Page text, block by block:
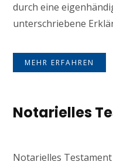
durch eine
unterschriebene
MEHR ERFAHREN
Notarielles
Notarielles